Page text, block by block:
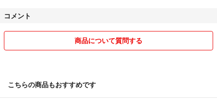
コメント
商品について質問する
こちらの商品もおすすめです